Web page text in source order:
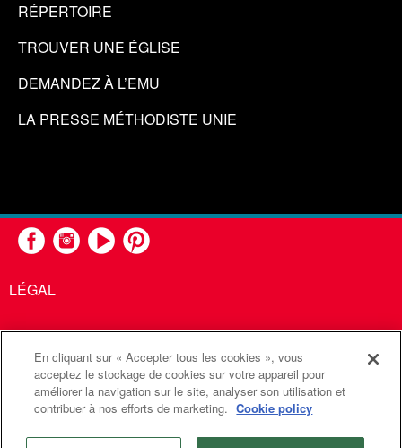
RÉPERTOIRE
TROUVER UNE ÉGLISE
DEMANDEZ À L’EMU
LA PRESSE MÉTHODISTE UNIE
LÉGAL
United Methodist Communications est une agence de l'Église
Méthodiste Unie
Communications Méthodistes Unies. Tous droits
réservés
En cliquant sur « Accepter tous les cookies », vous
acceptez le stockage de cookies sur votre appareil pour
améliorer la navigation sur le site, analyser son utilisation et
contribuer à nos efforts de marketing. Cookie policy